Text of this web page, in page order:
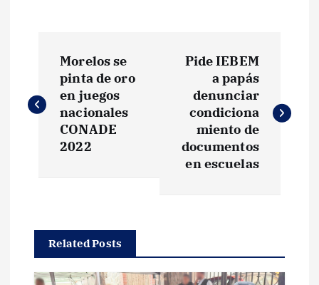
v
a
c
Morelos se
pinta de oro
en juegos
nacionales
CONADE
2022
Pide IEBEM
a papás
denunciar
condiciona
miento de
documentos
en escuelas
Related Posts